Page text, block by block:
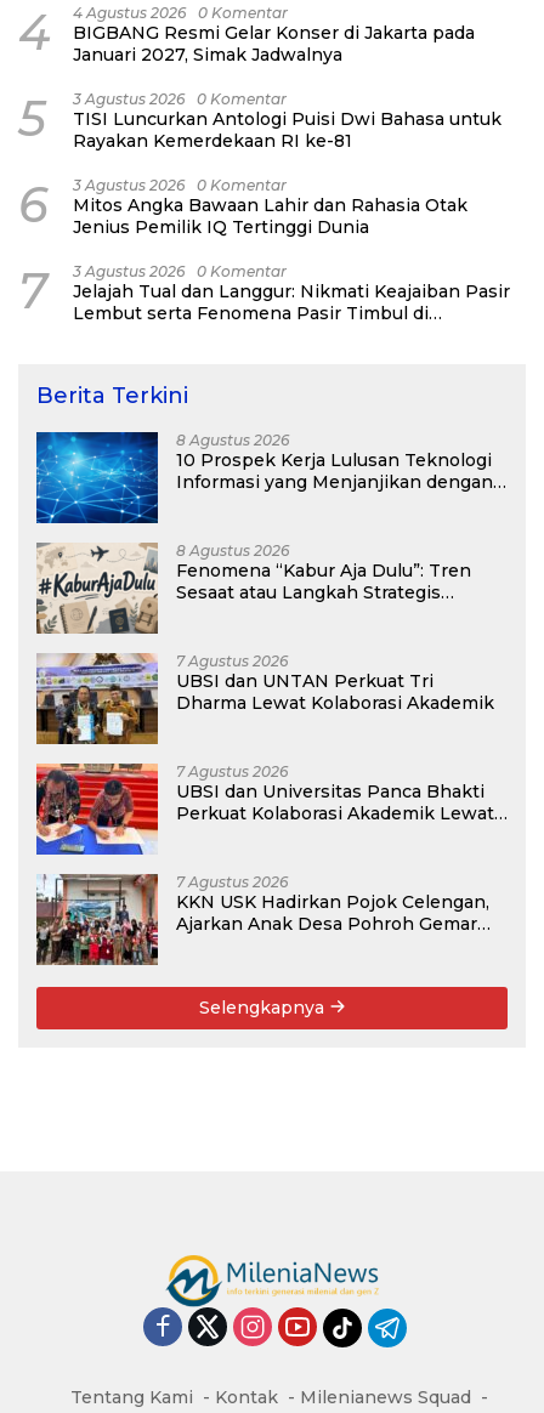
4 4 Agustus 2026 0 Komentar
BIGBANG Resmi Gelar Konser di Jakarta pada
Januari 2027, Simak Jadwalnya
5 3 Agustus 2026 0 Komentar
TISI Luncurkan Antologi Puisi Dwi Bahasa untuk
Rayakan Kemerdekaan RI ke-81
6 3 Agustus 2026 0 Komentar
Mitos Angka Bawaan Lahir dan Rahasia Otak
Jenius Pemilik IQ Tertinggi Dunia
7 3 Agustus 2026 0 Komentar
Jelajah Tual dan Langgur: Nikmati Keajaiban Pasir
Lembut serta Fenomena Pasir Timbul di
Berita Terkini
8 Agustus 2026
10 Prospek Kerja Lulusan Teknologi
Informasi yang Menjanjikan dengan
8 Agustus 2026
Fenomena “Kabur Aja Dulu”: Tren
Sesaat atau Langkah Strategis
7 Agustus 2026
UBSI dan UNTAN Perkuat Tri
Dharma Lewat Kolaborasi Akademik
7 Agustus 2026
UBSI dan Universitas Panca Bhakti
Perkuat Kolaborasi Akademik Lewat
7 Agustus 2026
KKN USK Hadirkan Pojok Celengan,
Ajarkan Anak Desa Pohroh Gemar
Selengkapnya
Tentang Kami Kontak
Milenianews Squad